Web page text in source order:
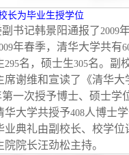
校友视界
理事会名单
制度法规
联系我们
长为毕业生授学位
书记韩景阳通报了2009
年春季，清华大学共有
295名，硕士生305名。副
席谢维和宣读了《清华大
一次授予博士、硕士学
华大学共授予408人博士
业典礼由副校长、校学位
院院长汪劲松主持。